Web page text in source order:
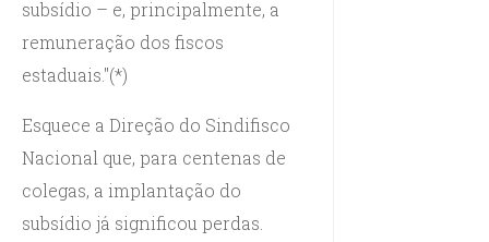
subsídio – e, principalmente, a
remuneração dos fiscos
estaduais."(*)
Esquece a Direção do Sindifisco
Nacional que, para centenas de
colegas, a implantação do
subsídio já significou perdas.